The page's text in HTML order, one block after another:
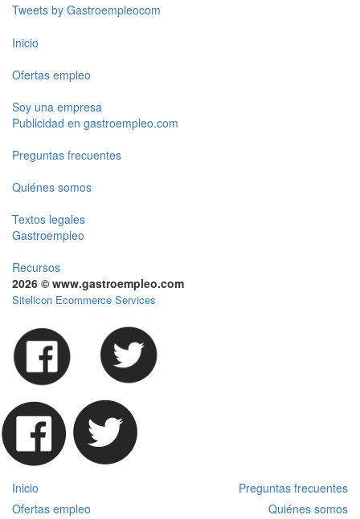
Tweets by Gastroempleocom
Inicio
Ofertas empleo
Soy una empresa
Publicidad en gastroempleo.com
Preguntas frecuentes
Quiénes somos
Textos legales
Gastroempleo
Recursos
2026 © www.gastroempleo.com
Sitelicon Ecommerce Services
Inicio
Preguntas frecuentes
Ofertas empleo
Quiénes somos